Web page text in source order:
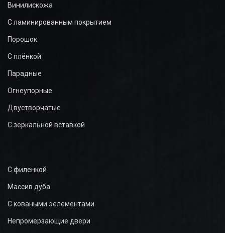
Винилискожа
С ламинированным покрытием
Порошок
С плёнкой
Парадные
Огнеупорные
Двустворчатые
С зеркальной вставкой
С филенкой
Массив дуба
С коваными эелементами
Непромерзающие двери